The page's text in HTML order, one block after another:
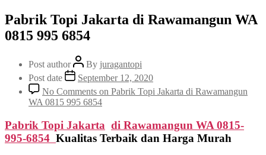
Pabrik Topi Jakarta di Rawamangun WA
0815 995 6854
Post author By juragantopi
Post date
September 12, 2020
No Comments on Pabrik Topi Jakarta di Rawamangun
WA 0815 995 6854
Pabrik Topi Jakarta di Rawamangun WA 0815-
995-6854 Kualitas Terbaik dan Harga Murah